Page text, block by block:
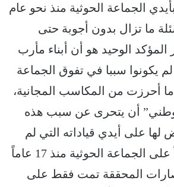
بأيدي الجماعة الحوثية منذ نحو عام
ما تزال بدون أجوبة حتى
المؤكد الوحيد هو أن أبناء مأرب
يكونوا سببا في تفوق الجماعة
ما أحرزت من المكاسب المجانية،
أن يتحرى عن سبب هذه
لها على أيدي قياداته التي لم
تحقق نصراً واحداً على الجماعة الحوثية منذ 17 عاماً
المحققة تمت فقط على